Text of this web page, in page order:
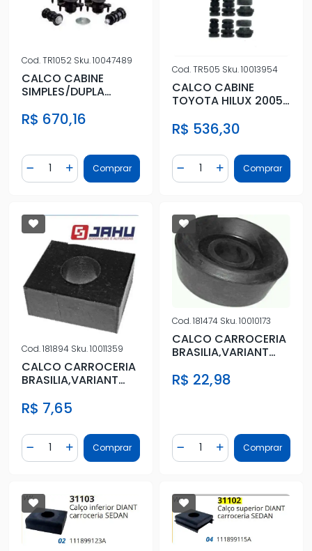
Cod.TR1052 Sku.10047489
CALCO CABINE
SIMPLES/DUPLA
R$ 670,16
Diminuir Quantidade
Quantidade
Adicionar Quantidade
Comprar
Cod.TR505 Sku.10013954
CALCO CABINE
TOYOTA HILUX 2005
COMPLETO)
R$ 536,30
Diminuir Quantidade
Quantidade
AdicionarComprar
Cod.181894 Sku.10011359
CALCO CARROCERIA
BRASILIA,VARIANT
R$ 7,65
Diminuir Quantidade
Quantidade
Adicionar Quantidade
Comprar
Cod.181474 Sku.10010173
CALCO CARROCERIA
BRASILIA,VARIANT
R$ 22,98
Diminuir Quantidade
Quantidade
AdicionarComprar